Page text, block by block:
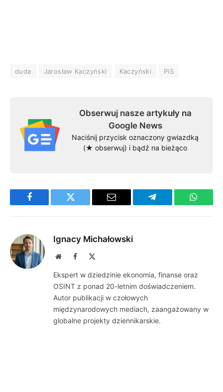
duda Jarosław Kaczyński Kaczyński PiS
Obserwuj nasze artykuły na
Google News
Naciśnij przycisk oznaczony gwiazdką
(★ obserwuj) i bądź na bieżąco
Facebook Twitter Email Telegram
Ignacy Michałowski
WebsiteFacebook
Ekspert w dziedzinie ekonomia, finanse oraz
OSINT z ponad 20-letnim doświadczeniem.
Autor publikacji w czołowych
międzynarodowych mediach, zaangażowany w
globalne projekty dziennikarskie.